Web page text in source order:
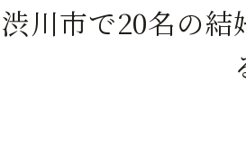
渋川市で20名の